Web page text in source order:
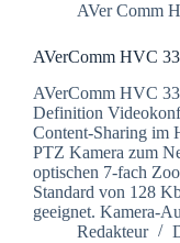
AVer Comm
AVerComm HVC
AVerComm HVC
Definition
Content-Sharing im
PTZ Kamera zum
optischen 7-fach
Standard von 128
geeignet. Kamera-
Redakteur